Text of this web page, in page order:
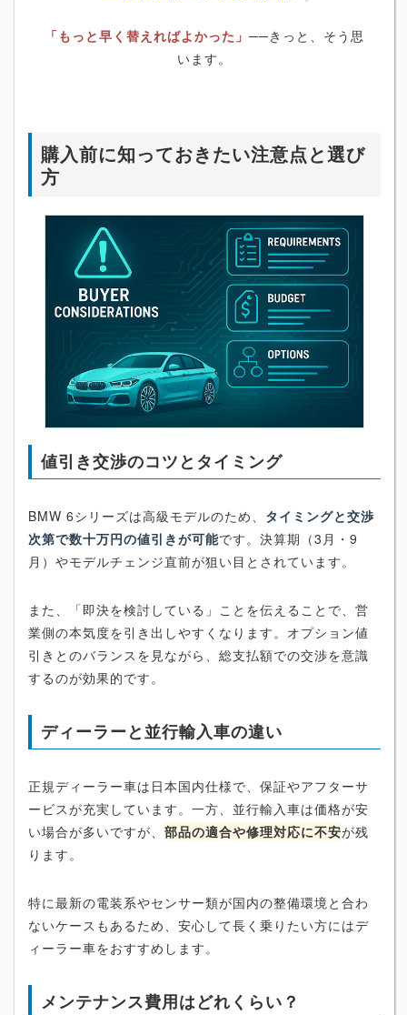
「もっと早く替えればよかった」 ──きっと、そう思
います。
購入前に知っておきたい注意点と選び
方
値引き交渉のコツとタイミング
BMW 6シリーズは高級モデルのため、 タイミングと交渉
次第で数十万円の値引きが可能です。決算期（3月・9
月）やモデルチェンジ直前が狙い目とされています。
また、「即決を検討している」ことを伝えることで、営
業側の本気度を引き出しやすくなります。オプション値
引きとのバランスを見ながら、総支払額での交渉を意識
するのが効果的です。
ディーラーと並行輸入車の違い
正規ディーラー車は日本国内仕様で、保証やアフターサ
ービスが充実しています。一方、並行輸入車は価格が安
い場合が多いですが、 部品の適合や修理対応に不安が残
ります。
特に最新の電装系やセンサー類が国内の整備環境と合わ
ないケースもあるため、安心して長く乗りたい方にはデ
ィーラー車をおすすめします。
メンテナンス費用はどれくらい？